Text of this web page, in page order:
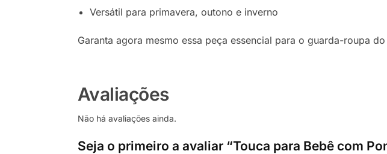
Versátil para primavera, outono e inverno
Garanta agora mesmo essa peça essencial para o guarda-roupa
Avaliações
Não há avaliações ainda.
Seja o primeiro a avaliar “Touca para Bebê com